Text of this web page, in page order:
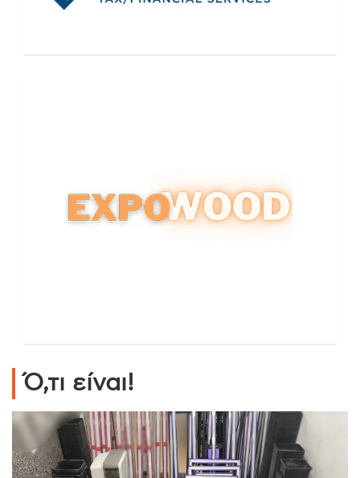
Ό,τι είναι!